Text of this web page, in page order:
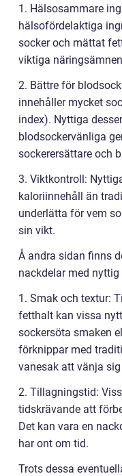
1. Hälsosammare
hälsofördelaktiga
socker och mättat
viktiga
2. Bättre för
innehåller mycket
index). Nyttiga
blodsockervänliga
sockerersättare och
3. Viktkontroll:
kaloriinnehåll än
underlätta för vem
sin vikt.
Å andra sidan finns
nackdelar med nyttig
1. Smak och textur:
fetthalt kan vissa
sockersöta smaken
förknippar med
vanesak att vänja
2. Tillagningstid:
tidskrävande att
Det kan vara en
har ont om tid.
Trots dessa